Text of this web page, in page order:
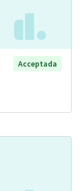
Acceptada